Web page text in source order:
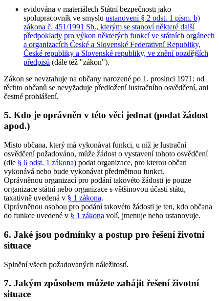
evidována v materiálech Státní bezpečnosti jako
spolupracovník ve smyslu ustanovení § 2 odst. 1 písm. b)
zákona č. 451/1991 Sb., kterým se stanoví některé další
předpoklady pro výkon některých funkcí ve státních orgánech
a organizacích České a Slovenské Federativní Republiky,
České republiky a Slovenské republiky, ve znění pozdějších
předpisů (dále též "zákon").
Zákon se nevztahuje na občany narozené po 1. prosinci 1971; od
těchto občanů se nevyžaduje předložení lustračního osvědčení, ani
čestné prohlášení.
5. Kdo je oprávněn v této věci jednat (podat žádost
apod.)
Místo občana, který má vykonávat funkci, u níž je lustrační
osvědčení požadováno, může žádost o vystavení tohoto osvědčení
(dle § 6 odst. 1 zákona) podat organizace, pro kterou občan
vykonává nebo bude vykonávat předmětnou funkci.
Oprávněnou organizací pro podání takovéto žádosti je pouze
organizace státní nebo organizace s většinovou účastí státu,
taxativně uvedená v § 1 zákona.
Oprávněnou osobou pro podání takovéto žádosti je ten, kdo občana
do funkce uvedené v § 1 zákona volí, jmenuje nebo ustanovuje.
6. Jaké jsou podmínky a postup pro řešení životní
situace
Splnění všech požadovaných náležitostí.
7. Jakým způsobem můžete zahájit řešení životní
situace